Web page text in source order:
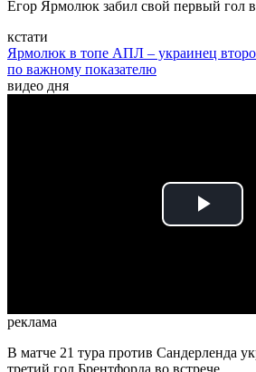
Егор Ярмолюк забил свой первый гол
кстати
Ярмолюк в топе АПЛ – украинец
по важному показателю
видео дня
Play
реклама
В матче 21 тура против Сандерленда